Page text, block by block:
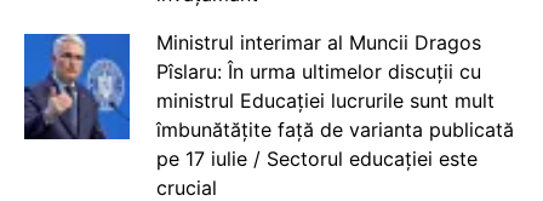
Ministrul interimar al Muncii Dragos
Pîslaru: În urma ultimelor discuții cu
ministrul Educației lucrurile sunt mult
îmbunătățite față de varianta publicată
pe 17 iulie / Sectorul educației este
crucial